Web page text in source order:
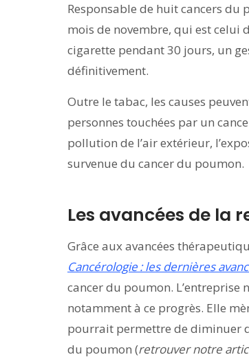
Responsable de huit cancers du
mois de novembre, qui est celui
cigarette pendant 30 jours, un
définitivement.
Outre le tabac, les causes
personnes touchées par un
pollution de l’air extérieur,
survenue du cancer du poumon.
Les avancées de la
Grâce aux avancées
Cancérologie : les dernières
cancer du poumon.
notamment à ce progrès. Elle
pourrait permettre de diminuer
du poumon (retrouver notre